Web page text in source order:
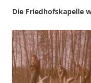
Die Friedhofskapelle